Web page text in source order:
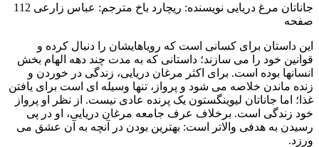
جاناتان مرغ دریایی نویسنده: ریچارد باخ مترجم: عباس زارعی 112
صفحه
این داستان برای کسانی است که رویاهایشان را دنبال کرده و
قوانین خود را می سازند؛ داستانی که به مدت چند دهه الهام بخش
انسانها بوده است. برای اکثر مرغان دریایی، زندگی در خوردن و
زنده ماندن خلاصه می شود و پرواز، تنها وسیله ای است برای یافتن
غذا؛ اما جاناتان لیوینگستون یک پرنده عادی نیست. از نظر او پرواز
خود زندگی است. برخلاف عرف جامعه مرغان دریایی، او در پی
رسیدن به هدفی والاتر است: بهترین بودن در آنچه به آن عشق می
ورزد.